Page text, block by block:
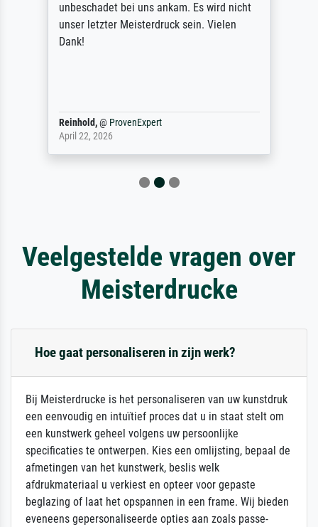
unbeschadet bei uns ankam. Es wird nicht
unser letzter Meisterdruck sein. Vielen
Dank!
Reinhold,@ ProvenExpert
April 22, 2026
Veelgestelde vragen over
Meisterdrucke
Hoe gaat personaliseren in zijn werk?
Bij Meisterdrucke is het personaliseren van uw kunstdruk
een eenvoudig en intuïtief proces dat u in staat stelt om
een kunstwerk geheel volgens uw persoonlijke
specificaties te ontwerpen. Kies een omlijsting, bepaal de
afmetingen van het kunstwerk, beslis welk
afdrukmateriaal u verkiest en opteer voor gepaste
beglazing of laat het opspannen in een frame. Wij bieden
eveneens gepersonaliseerde opties aan zoals passe-